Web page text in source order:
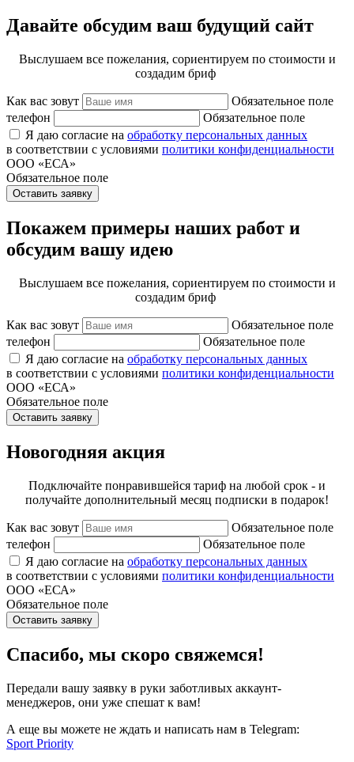
Давайте обсудим ваш будущий сайт
Выслушаем все пожелания, сориентируем по стоимости и
создадим бриф
Как вас зовут
Обязательное поле
телефон
Обязательное поле
Я даю согласие на обработку персональных данных
в соответствии с условиями политики конфиденциальности
ООО «ЕСА»
Обязательное поле
Оставить заявку
Покажем примеры наших работ и
обсудим вашу идею
Выслушаем все пожелания, сориентируем по стоимости и
создадим бриф
Как вас зовут
Обязательное поле
телефон
Обязательное поле
Я даю согласие на обработку персональных данных
в соответствии с условиями политики конфиденциальности
ООО «ЕСА»
Обязательное поле
Оставить заявку
Новогодняя акция
Подключайте понравившейся тариф на любой срок - и
получайте дополнительный месяц подписки в подарок!
Как вас зовут
Обязательное поле
телефон
Обязательное поле
Я даю согласие на обработку персональных данных
в соответствии с условиями политики конфиденциальности
ООО «ЕСА»
Обязательное поле
Оставить заявку
Спасибо, мы скоро свяжемся!
Передали вашу заявку в руки заботливых аккаунт-
менеджеров, они уже спешат к вам!
А еще вы можете не ждать и написать нам в Telegram:
Sport Priority